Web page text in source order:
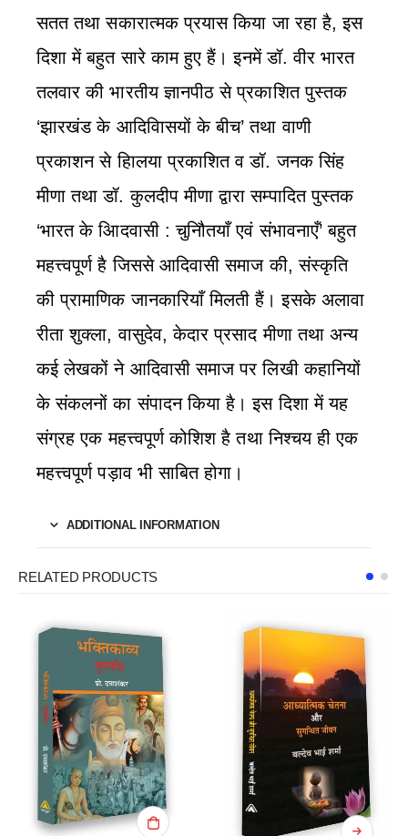
सतत तथा सकारात्मक प्रयास किया जा रहा है, इस
दिशा में बहुत सारे काम हुए हैं। इनमें डॉ. वीर भारत
तलवार की भारतीय ज्ञानपीठ से प्रकाशित पुस्तक
‘झारखंड के आदिवािसयों के बीच’ तथा वाणी
प्रकाशन से हािलया प्रकाशित व डॉ. जनक सिंह
मीणा तथा डॉ. कुलदीप मीणा द्वारा सम्पादित पुस्तक
‘भारत के आिदवासी : चुनौितयाँ एवं संभावनाएँ’ बहुत
महत्त्वपूर्ण है जिससे आदिवासी समाज की, संस्कृति
की प्रामाणिक जानकारियाँ मिलती हैं। इसके अलावा
रीता शुक्ला, वासुदेव, केदार प्रसाद मीणा तथा अन्य
कई लेखकों ने आदिवासी समाज पर लिखी कहानियों
के संकलनों का संपादन किया है। इस दिशा में यह
संग्रह एक महत्त्वपूर्ण कोशिश है तथा निश्चय ही एक
महत्त्वपूर्ण पड़ाव भी साबित होगा।
ADDITIONAL INFORMATION
RELATED PRODUCTS